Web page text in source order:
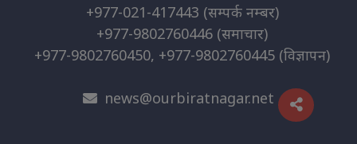
+977-021-417443 (सम्पर्क नम्बर)
+977-9802760446 (समाचार)
+977-9802760450, +977-9802760445 (विज्ञापन)
news@ourbiratnagar.net